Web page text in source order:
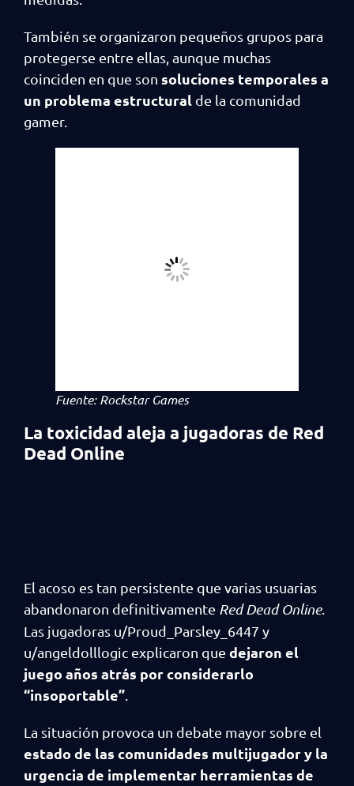
También se organizaron pequeños grupos para
protegerse entre ellas, aunque muchas
coinciden en que son soluciones temporales a
un problema estructural de la comunidad
gamer.
Fuente: Rockstar Games
La toxicidad aleja a jugadoras de Red
Dead Online
El acoso es tan persistente que varias usuarias
abandonaron definitivamente Red Dead Online.
Las jugadoras u/Proud_Parsley_6447 y
u/angeldolllogic explicaron que dejaron el
juego años atrás por considerarlo
“insoportable”
La situación provoca un debate mayor sobre el
estado de las comunidades multijugador y la
urgencia de implementar herramientas de